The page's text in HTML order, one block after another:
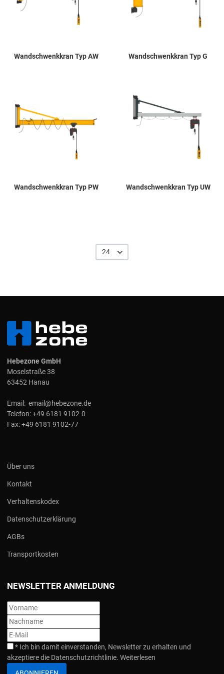
Wandschwenkkran Typ AW Wandschwenkkran Typ G
Wandschwenkkran Typ PW Wandschwenkkran Typ UW
24
Hebezone GmbH
Moselstraße 38
63452 Hanau
Email: email@hebezone.de
Telefon:+49 6181 9102-0
Fax:+49 6181 9102-77
Über uns
Kontakt
Verhaltenskodex
Datenschutzerklärung
AGBs
Transportkosten
NEWSLETTER ANMELDUNG
* Ich bin damit einverstanden, Newsletter zu erhalten und
akzeptiere die Datenschutzrichtlinie. Weiterlesen